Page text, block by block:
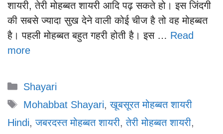
शायरी, तेरी मोहब्बत शायरी आदि पढ़ सकते हो। इस जिंदगी
की सबसे ज्यादा सुख देने वाली कोई चीज है तो वह मोहब्बत
है। पहली मोहब्बत बहुत गहरी होती है। इस … Read
more
Categories
Shayari
Tags
Mohabbat Shayari,खूबसूरत मोहब्बत शायरी
Hindi,जबरदस्त मोहब्बत शायरी,तेरी मोहब्बत शायरी,